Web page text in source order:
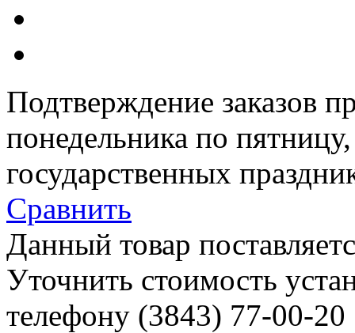
Подтверждение заказов
понедельника по
государственных
Сравнить
Данный товар
Уточнить стоимость
телефону (3843) 77-00-20